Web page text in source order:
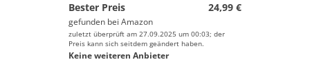
Bester Preis
24,99 €
gefunden bei Amazon
zuletzt überprüft am 27.09.2025 um 00:03; der
Preis kann sich seitdem geändert haben.
Keine weiteren Anbieter